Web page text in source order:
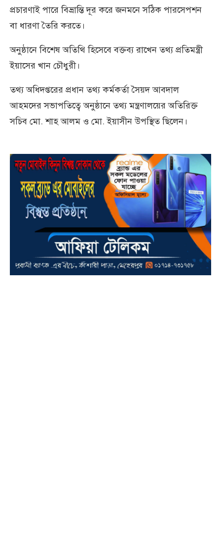
প্রচারণাই পারে বিভ্রান্তি দূর করে জনমনে সঠিক পারসেপশন
বা ধারণা তৈরি করতে।
অনুষ্ঠানে বিশেষ অতিথি হিসেবে বক্তব্য রাখেন তথ্য প্রতিমন্ত্রী
ইয়াসের খান চৌধুরী।
তথ্য অধিদপ্তরের প্রধান তথ্য কর্মকর্তা সৈয়দ আবদাল
আহমদের সভাপতিত্বে অনুষ্ঠানে তথ্য মন্ত্রণালয়ের অতিরিক্ত
সচিব মো. শাহ আলম ও মো. ইয়াসীন উপস্থিত ছিলেন।